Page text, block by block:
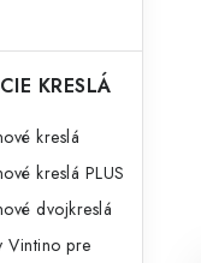
KRESLÁ
kreslá
kreslá PLUS
dvojkreslá
Vintino pre